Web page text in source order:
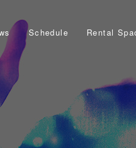
Schedule Rental